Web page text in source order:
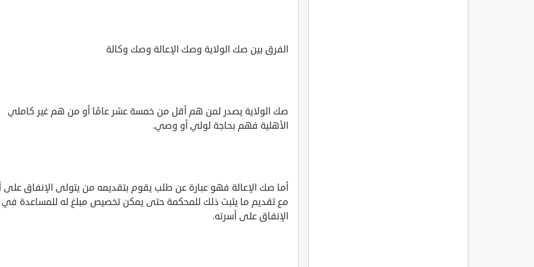
الفرق بين صك الولاية وصك الإعالة وصك وكالة
صك الولاية يصدر لمن هم أقل من خمسة عشر عامًا أو من هم غير كاملي
الأهلية فهم بحاجة لولي أو وصي.
أما صك الإعالة فهو عبارة عن طلب يقوم بتقديمه من يتولى الإنفاق على
مع تقديم ما يثبت ذلك للمحكمة حتى يمكن تخصيص مبلغ له للمساعدة في
الإنفاق على أسرته.